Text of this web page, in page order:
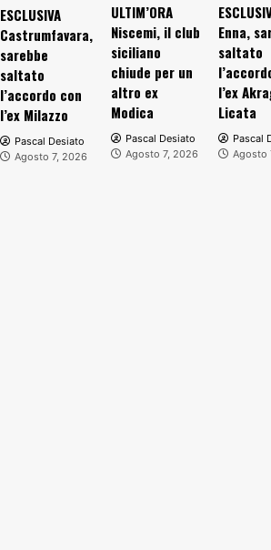
ESCLUSIVA
Castrumfavara,
sarebbe
saltato
l’accordo con
l’ex Milazzo
Pascal Desiato
Agosto 7, 2026
ULTIM’ORA
Niscemi, il club
siciliano
chiude per un
altro ex
Modica
Pascal Desiato
Agosto 7, 2026
Enna,
saltato
l’ex
Licata
Pascal
Agosto